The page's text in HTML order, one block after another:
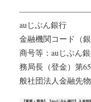
auじぶん銀行
金融機関コード（
商号等：auじぶん
務局長（登金）第
般社団法人金融先